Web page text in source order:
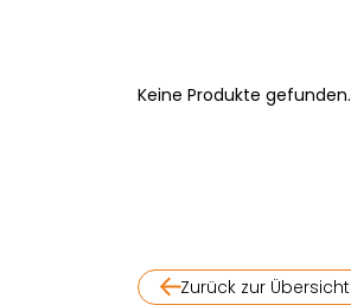
Keine Produkte gefunden.
Zurück zur Übersicht